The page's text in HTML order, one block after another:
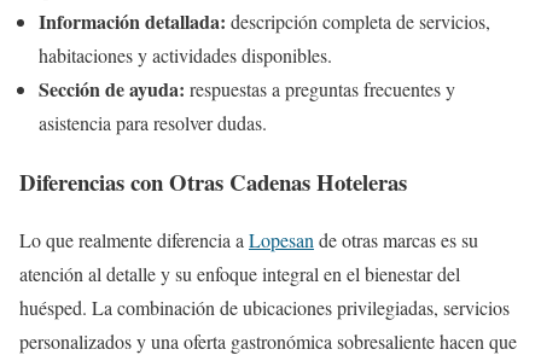
Información detallada: descripción completa de servicios,
habitaciones y actividades disponibles.
Sección de ayuda: respuestas a preguntas frecuentes y
asistencia para resolver dudas.
Diferencias con Otras Cadenas Hoteleras
Lo que realmente diferencia aLopesande otras marcas es su
atención al detalle y su enfoque integral en el bienestar del
huésped. La combinación de ubicaciones privilegiadas, servicios
personalizados y una oferta gastronómica sobresaliente hacen que